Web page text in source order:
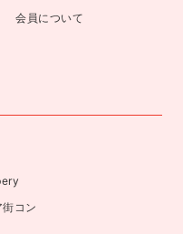
会員について
街コン